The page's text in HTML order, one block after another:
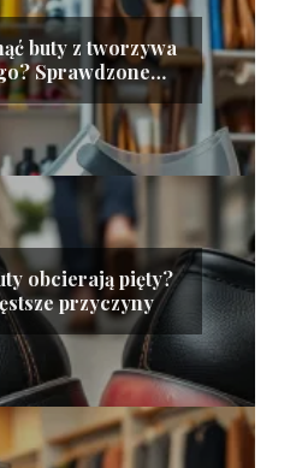
buty z tworzywa
Sprawdzone
metody
obcierają pięty?
przyczyny